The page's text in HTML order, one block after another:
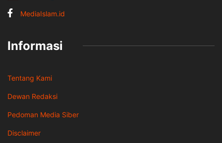
MediaIslam.id
Informasi
Tentang Kami
Dewan Redaksi
Pedoman Media Siber
Disclaimer